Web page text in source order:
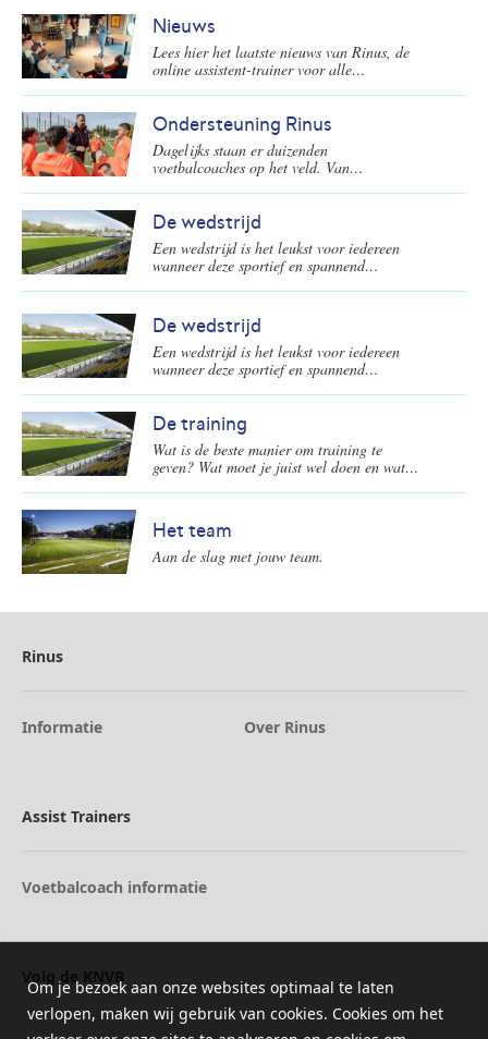
Nieuws
Lees hier het laatste nieuws van Rinus, de
online assistent-trainer voor alle
Ondersteuning Rinus
Dagelijks staan er duizenden
voetbalcoaches op het veld. Van
amateurvelden mogelijk en staan aan de
basis van de ontwikkeling van nieuwe
voetbalsterren. De KNVB biedt speciaal
voor deze voetbalcoaches een online
platform: Rinus.
De wedstrijd
Een wedstrijd is het leukst voor iedereen
wanneer deze sportief en spannend
kunnen. En natuurlijk ook wat ze weer
hebben geleerd in de training(en). Op welke
wijze kun je dit als voetbalcoach het beste
begeleiden voor, tijdens en na de
De wedstrijd
Een wedstrijd is het leukst voor iedereen
wanneer deze sportief en spannend
kunnen. En natuurlijk ook wat ze weer
hebben geleerd in de training(en). Op welke
wijze kun je dit als voetbalcoach het beste
begeleiden voor, tijdens en na de
wedstrijden?
De training
Wat is de beste manier om training te
geven? Wat moet je juist wel doen en wat
Het team
Aan de slag met jouw team.
Rinus
Informatie Over Rinus
Assist Trainers
Voetbalcoach informatie
Volg de KNVB
Om je bezoek aan onze websites optimaal te laten
verlopen, maken wij gebruik van cookies. Cookies om het